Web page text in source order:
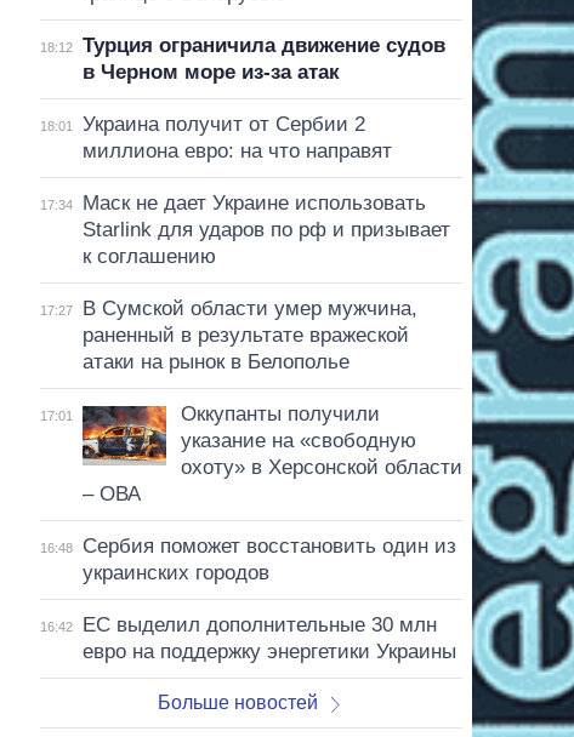
18:12
Турция ограничила движение судов
в Черном море из-за атак
18:01
Украина получит от Сербии 2
миллиона евро: на что направят
17:34
Маск не дает Украине использовать
Starlink для ударов по рф и призывает
к соглашению
17:27
В Сумской области умер мужчина,
раненный в результате вражеской
атаки на рынок в Белополье
17:01
Оккупанты получили
указание на «свободную
охоту» в Херсонской области
– ОВА
16:48
Сербия поможет восстановить один из
украинских городов
16:42
ЕС выделил дополнительные 30 млн
евро на поддержку энергетики Украины
Больше новостей